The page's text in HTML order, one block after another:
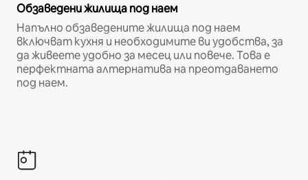
Обзаведени жилища под наем
Напълно обзаведените жилища под наем
включват кухня и необходимите ви удобства, за
да живеете удобно за месец или повече. Това е
перфектната алтернатива на преотдаването
под наем.